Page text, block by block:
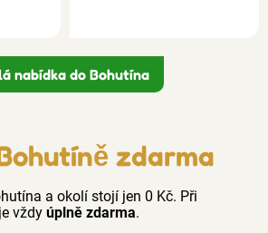
nabídka do Bohutína
zdarma
a okolí stojí jen 0 Kč. Při
vždy úplně zdarma.